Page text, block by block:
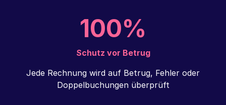
100%
Schutz vor Betrug
Jede Rechnung wird auf Betrug, Fehler oder
Doppelbuchungen überprüft